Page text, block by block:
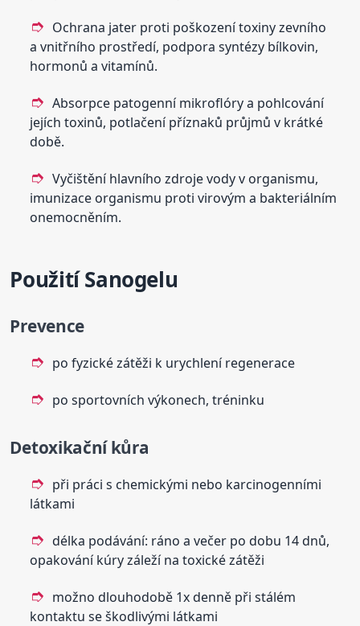
Ochrana jater proti poškození toxiny zevního
a vnitřního prostředí, podpora syntézy bílkovin,
hormonů a vitamínů.
Absorpce patogenní mikroflóry a pohlcování
jejích toxinů, potlačení příznaků průjmů v krátké
době.
Vyčištění hlavního zdroje vody v organismu,
imunizace organismu proti virovým a bakteriálním
onemocněním.
Použití Sanogelu
Prevence
po fyzické zátěži k urychlení regenerace
po sportovních výkonech, tréninku
Detoxikační kůra
při práci s chemickými nebo karcinogenními
látkami
délka podávání: ráno a večer po dobu 14 dnů,
opakování kúry záleží na toxické zátěži
možno dlouhodobě 1x denně při stálém
kontaktu se škodlivými látkami